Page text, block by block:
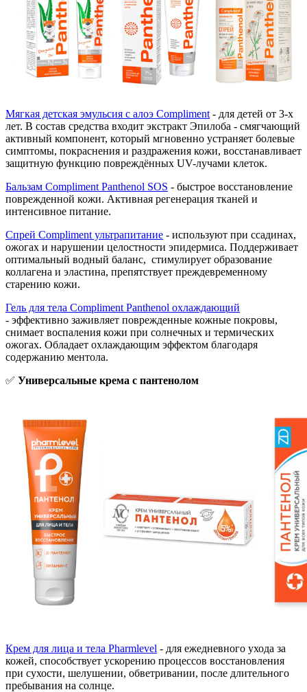
Мягкая детская эмульсия с алоэ Compliment - для детей от 3-х
лет. В состав средства входит экстракт Эпилоба - смягчающий
активный компонент, который мгновенно устраняет болевые
симптомы, покраснения и раздражения кожи, восстанавливает
защитную функцию повреждённых UV-лучами клеток.
Бальзам Compliment Panthenol SOS - быстрое восстановление
поврежденной кожи. Активная регенерация тканей и
интенсивное питание.
Спрей Compliment ультрапитание - используют при ссадинах,
ожогах и нарушении целостности эпидермиса. Поддерживает
оптимальный водный баланс, стимулирует образование
коллагена и эластина, препятствует преждевременному
старению кожи.
Гель для тела Compliment Panthenol охлаждающий
- эффективно заживляет поврежденные кожные покровы,
снимает воспаления кожи при солнечных и термических
ожогах. Обладает охлаждающим эффектом благодаря
содержанию ментола.
✅ Универсальные крема с пантенолом
Крем для лица и тела Pharmlevel - для ежедневного ухода за
кожей, способствует ускорению процессов восстановления
при сухости, шелушении, обветривании, после длительного
пребывания на солнце.